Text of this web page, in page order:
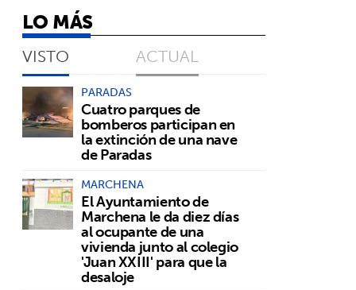
LO MÁS
VISTO ACTUAL
PARADAS
Cuatro parques de
bomberos participan en
la extinción de una nave
de Paradas
MARCHENA
El Ayuntamiento de
Marchena le da diez días
al ocupante de una
vivienda junto al colegio
'Juan XXIII' para que la
desaloje